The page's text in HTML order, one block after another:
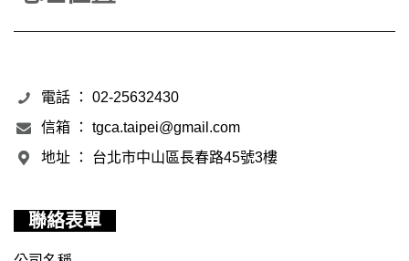
電話 ： 02-25632430
信箱 ： tgca.taipei@gmail.com
地址 ： 台北市中山區長春路45號3樓
聯絡表單